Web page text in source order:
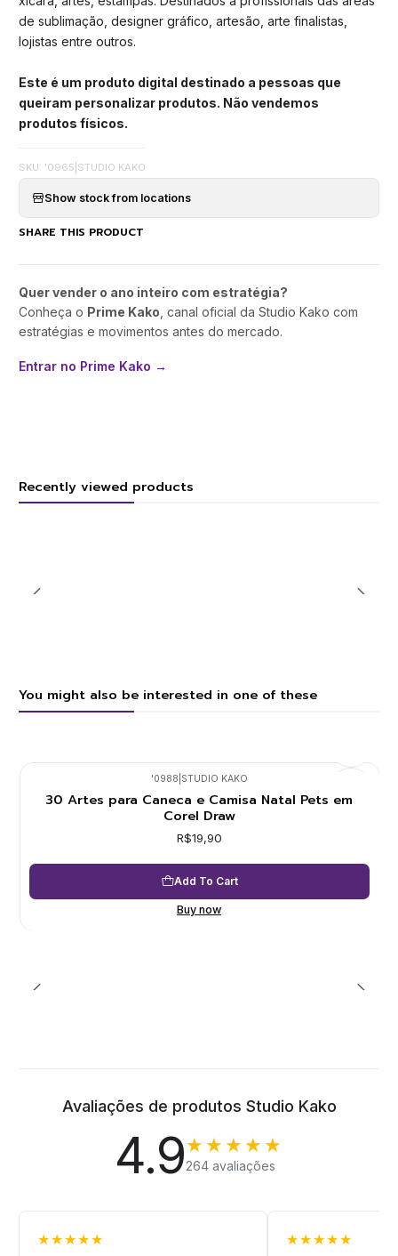
de sublimação, designer gráfico, artesão, arte finalistas,
lojistas entre outros.
Este é um produto digital destinado a pessoas que
queiram personalizar produtos. Não vendemos
produtos físicos.
SKU: '0965 STUDIO KAKO
Show stock from locations
SHARE THIS PRODUCT
Quer vender o ano inteiro com estratégia?
Conheça o Prime Kako , canal oficial da Studio Kako com
estratégias e movimentos antes do mercado.
Entrar no Prime Kako →
Recently viewed products
You might also be interested in one of these
'0988 STUDIO KAKO
30 Artes para Caneca e Camisa Natal Pets em
Corel Draw
R$19,90
Add To Cart
Buy now
Avaliações de produtos Studio Kako
4.9★★★★★
264 avaliações
★★★★★ ★★★★★